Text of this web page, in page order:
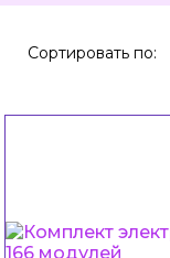
Сортировать по: